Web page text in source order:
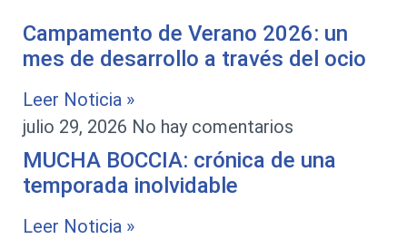
Campamento de Verano 2026: un
mes de desarrollo a través del ocio
Leer Noticia »
julio 29, 2026 No hay comentarios
MUCHA BOCCIA: crónica de una
temporada inolvidable
Leer Noticia »